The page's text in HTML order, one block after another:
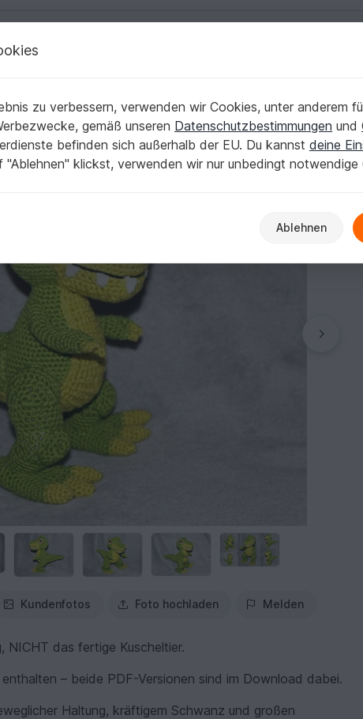
& Englisch
Deutsch & Englisch
Kundenfotos Foto hochladen Melden
NICHT das fertige Kuscheltier.
– beide PDF-Versionen sind im Download dabei.
Haltung, kräftigem Schwanz und großen
zu verbessern, verwenden wir Cookies, unter anderem
gemäß unseren Datenschutzbestimmungen und
befinden sich außerhalb der EU. Du kannst deine
"Ablehnen" klickst, verwenden wir nur unbedingt notwendige
Ablehnen